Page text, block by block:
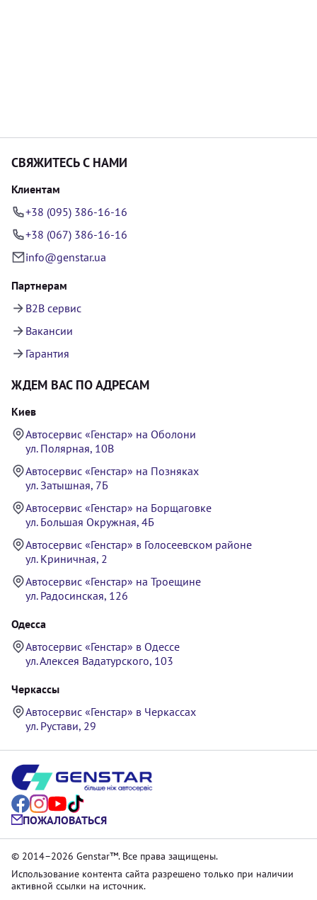
СВЯЖИТЕСЬ С НАМИ
Клиентам
+38 (095) 386-16-16
+38 (067) 386-16-16
info@genstar.ua
Партнерам
B2B сервис
Вакансии
Гарантия
ЖДЕМ ВАС ПО АДРЕСАМ
Киев
Автосервис «Генстар» на Оболони
ул. Полярная, 10В
Автосервис «Генстар» на Позняках
ул. Затышная, 7Б
Автосервис «Генстар» на Борщаговке
ул. Большая Окружная, 4Б
Автосервис «Генстар» в Голосеевском районе
ул. Криничная, 2
Автосервис «Генстар» на Троещине
ул. Радосинская, 126
Одесса
Автосервис «Генстар» в Одессе
ул. Алексея Вадатурского, 103
Черкассы
Автосервис «Генстар» в Черкассах
ул. Рустави, 29
ПОЖАЛОВАТЬСЯ
© 2014–2026 Genstar™. Все права защищены.
Использование контента сайта разрешено только при наличии
активной ссылки на источник.